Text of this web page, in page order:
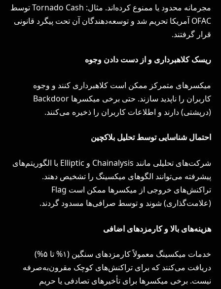
مجرمانه محدود یا ممنوع کرده‌اند. مثال: Tornado Cash توسط
OFAC آمریکا تحریم شد و توسعه‌دهندگان آن تحت پیگرد قانونی
قرار گرفتند.
ریسک کلاهبرداری و از دست دادن وجوه
میکسرهای متمرکز ممکن است کلاهبرداری کنند و وجوه
کاربران را ناپدید سازند. حتی برخی میکسرها Backdoor
(درپشتی) دارند و اطلاعات کاربران را ذخیره می‌کنند.
احتمال شناسایی توسط تحلیل بلاکچین
شرکت‌های تحلیلی مانند Chainalysis و Elliptic با الگوریتم‌های
پیشرفته می‌توانند الگوهای میکسینگ را تشخیص دهند.
تراکنش‌های خروجی از میکسرها ممکن است Flag
(علامت‌گذاری) شوند و توسط صرافی‌ها مسدود گردند.
هزینه‌های بالا و کارمزدهای اضافی
خدمات میکسینگ معمولاً کارمزدهای سنگین (۱% تا ۵%)
دریافت می‌کنند که برای تراکنش‌های کوچک مقرون‌به‌صرفه
نیست. برخی میکسرها برای تأخیرهای تصادفی یا حریم